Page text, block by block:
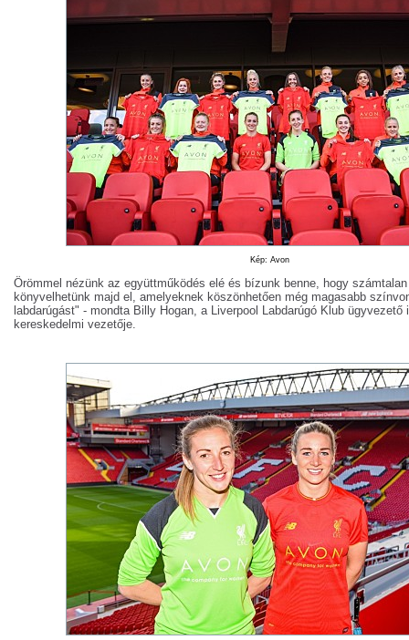
Kép: Avon
Örömmel nézünk az együttműködés elé és bízunk benne, hogy
könyvelhetünk majd el, amelyeknek köszönhetően még magasabb
labdarúgást" - mondta Billy Hogan, a Liverpool Labdarúgó Klub ügyvezető
kereskedelmi vezetője.